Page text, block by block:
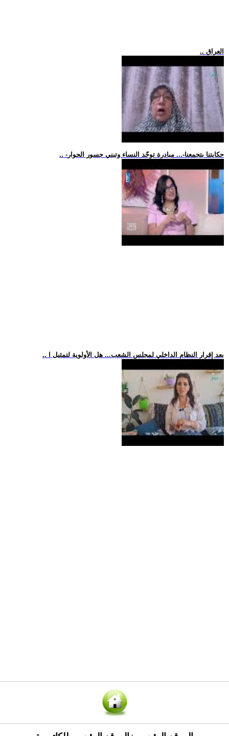
.. العراق
.. -حكايتنا بتجمعنا-... مبادرة توحّد النساء وتبني جسور الحوار
.. بعد إقرار النظام الداخلي لمجلس الشعب... هل الأولوية لتمثيل ا